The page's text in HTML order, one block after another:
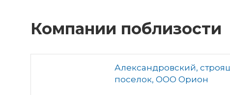
Компании поблизости
Александровский,
поселок, ООО Орион